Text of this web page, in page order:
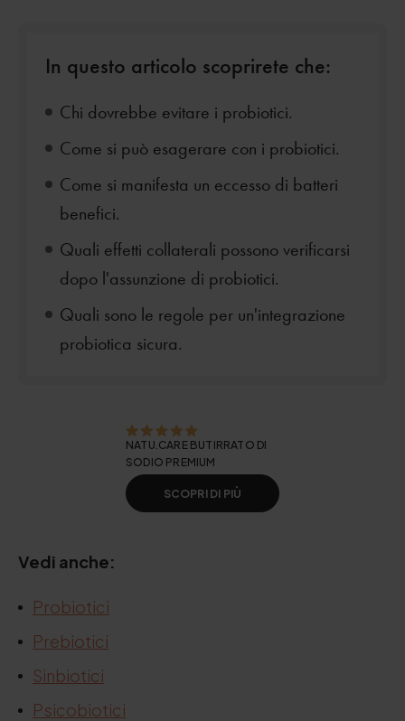
In questo articolo scoprirete che:
Chi dovrebbe evitare i probiotici.
Come si può esagerare con i probiotici.
Come si manifesta un eccesso di batteri
benefici.
Quali effetti collaterali possono verificarsi
dopo l'assunzione di probiotici.
Quali sono le regole per un'integrazione
probiotica sicura.
NATU.CARE BUTIRRATO DI
SODIO PREMIUM
SCOPRI DI PIÙ
Vedi anche:
Probiotici
Prebiotici
Sinbiotici
Psicobiotici